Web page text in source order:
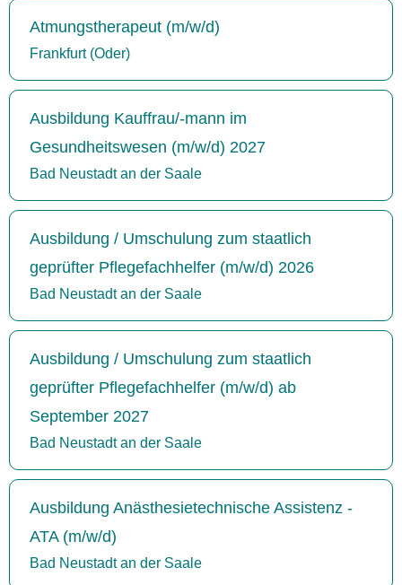
Atmungstherapeut (m/w/d)
Frankfurt (Oder)
Ausbildung Kauffrau/-mann im
Gesundheitswesen (m/w/d) 2027
Bad Neustadt an der Saale
Ausbildung / Umschulung zum staatlich
geprüfter Pflegefachhelfer (m/w/d) 2026
Bad Neustadt an der Saale
Ausbildung / Umschulung zum staatlich
geprüfter Pflegefachhelfer (m/w/d) ab
September 2027
Bad Neustadt an der Saale
Ausbildung Anästhesietechnische Assistenz -
ATA (m/w/d)
Bad Neustadt an der Saale